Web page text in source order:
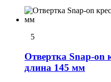
5
Отвертка Snap-on
длина 145 мм